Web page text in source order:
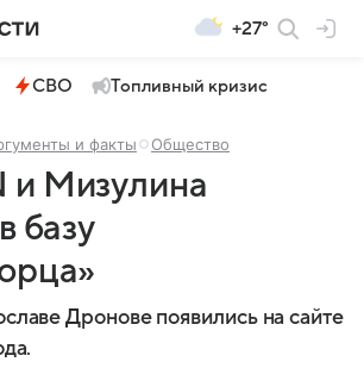
+27°
СВО Топливный кризис
и факты Общество
и Мизулина
базу
Дронове появились на сайте